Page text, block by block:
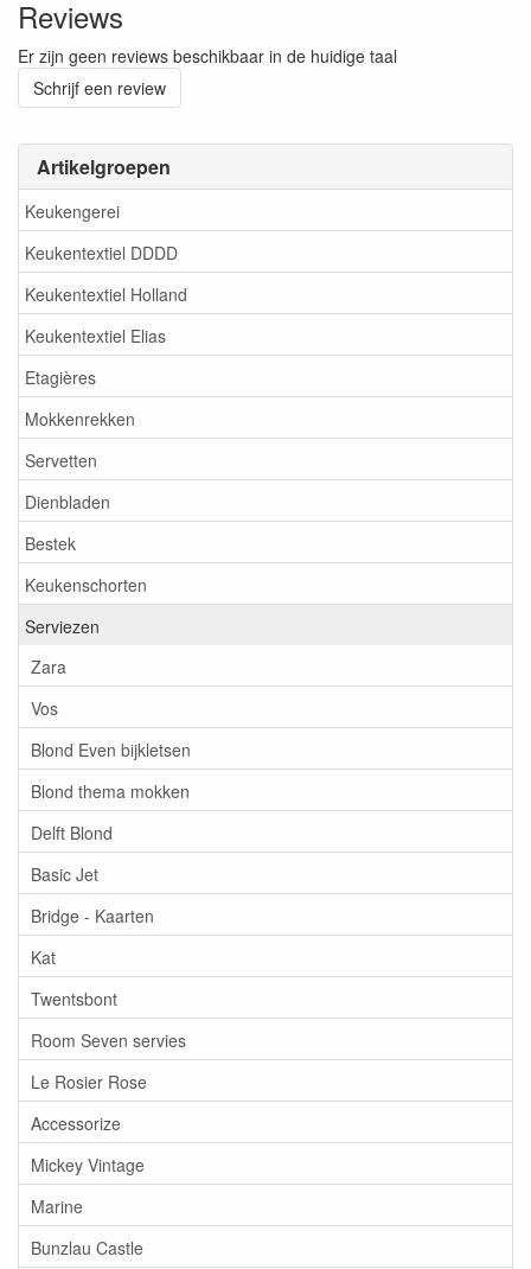
Artikelgroepen
Keukengerei
Keukentextiel DDDD
Keukentextiel Holland
Keukentextiel Elias
Etagières
Mokkenrekken
Servetten
Dienbladen
Bestek
Keukenschorten
Serviezen
Zara
Vos
Blond Even bijkletsen
Blond thema mokken
Delft Blond
Basic Jet
Bridge - Kaarten
Kat
Twentsbont
Room Seven servies
Le Rosier Rose
Accessorize
Mickey Vintage
Marine
Bunzlau Castle
Reviews
Er zijn geen reviews beschikbaar in de huidige taal
Schrijf een review